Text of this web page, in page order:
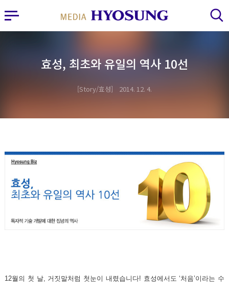
MY FRIEND HYOSUNG
사이드바 열기 검색 레이어 열기
효성, 최초와 유일의 역사 10선
Story/효성 2014. 12. 4.
12월의 첫 날, 거짓말처럼 첫눈이 내렸습니다! 효성에서도 ‘처음’이라는 수